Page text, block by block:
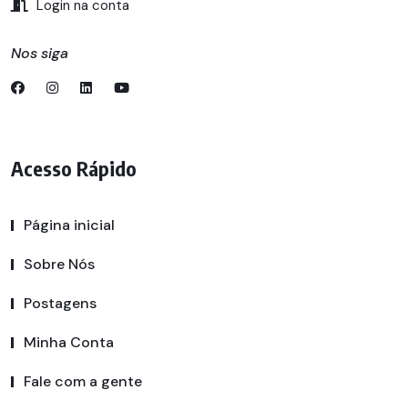
Login na conta
Nos siga
Acesso Rápido
Página inicial
Sobre Nós
Postagens
Minha Conta
Fale com a gente